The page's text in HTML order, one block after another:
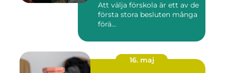
Att välja förskola är ett av de
första stora besluten många
förä...
16. maj